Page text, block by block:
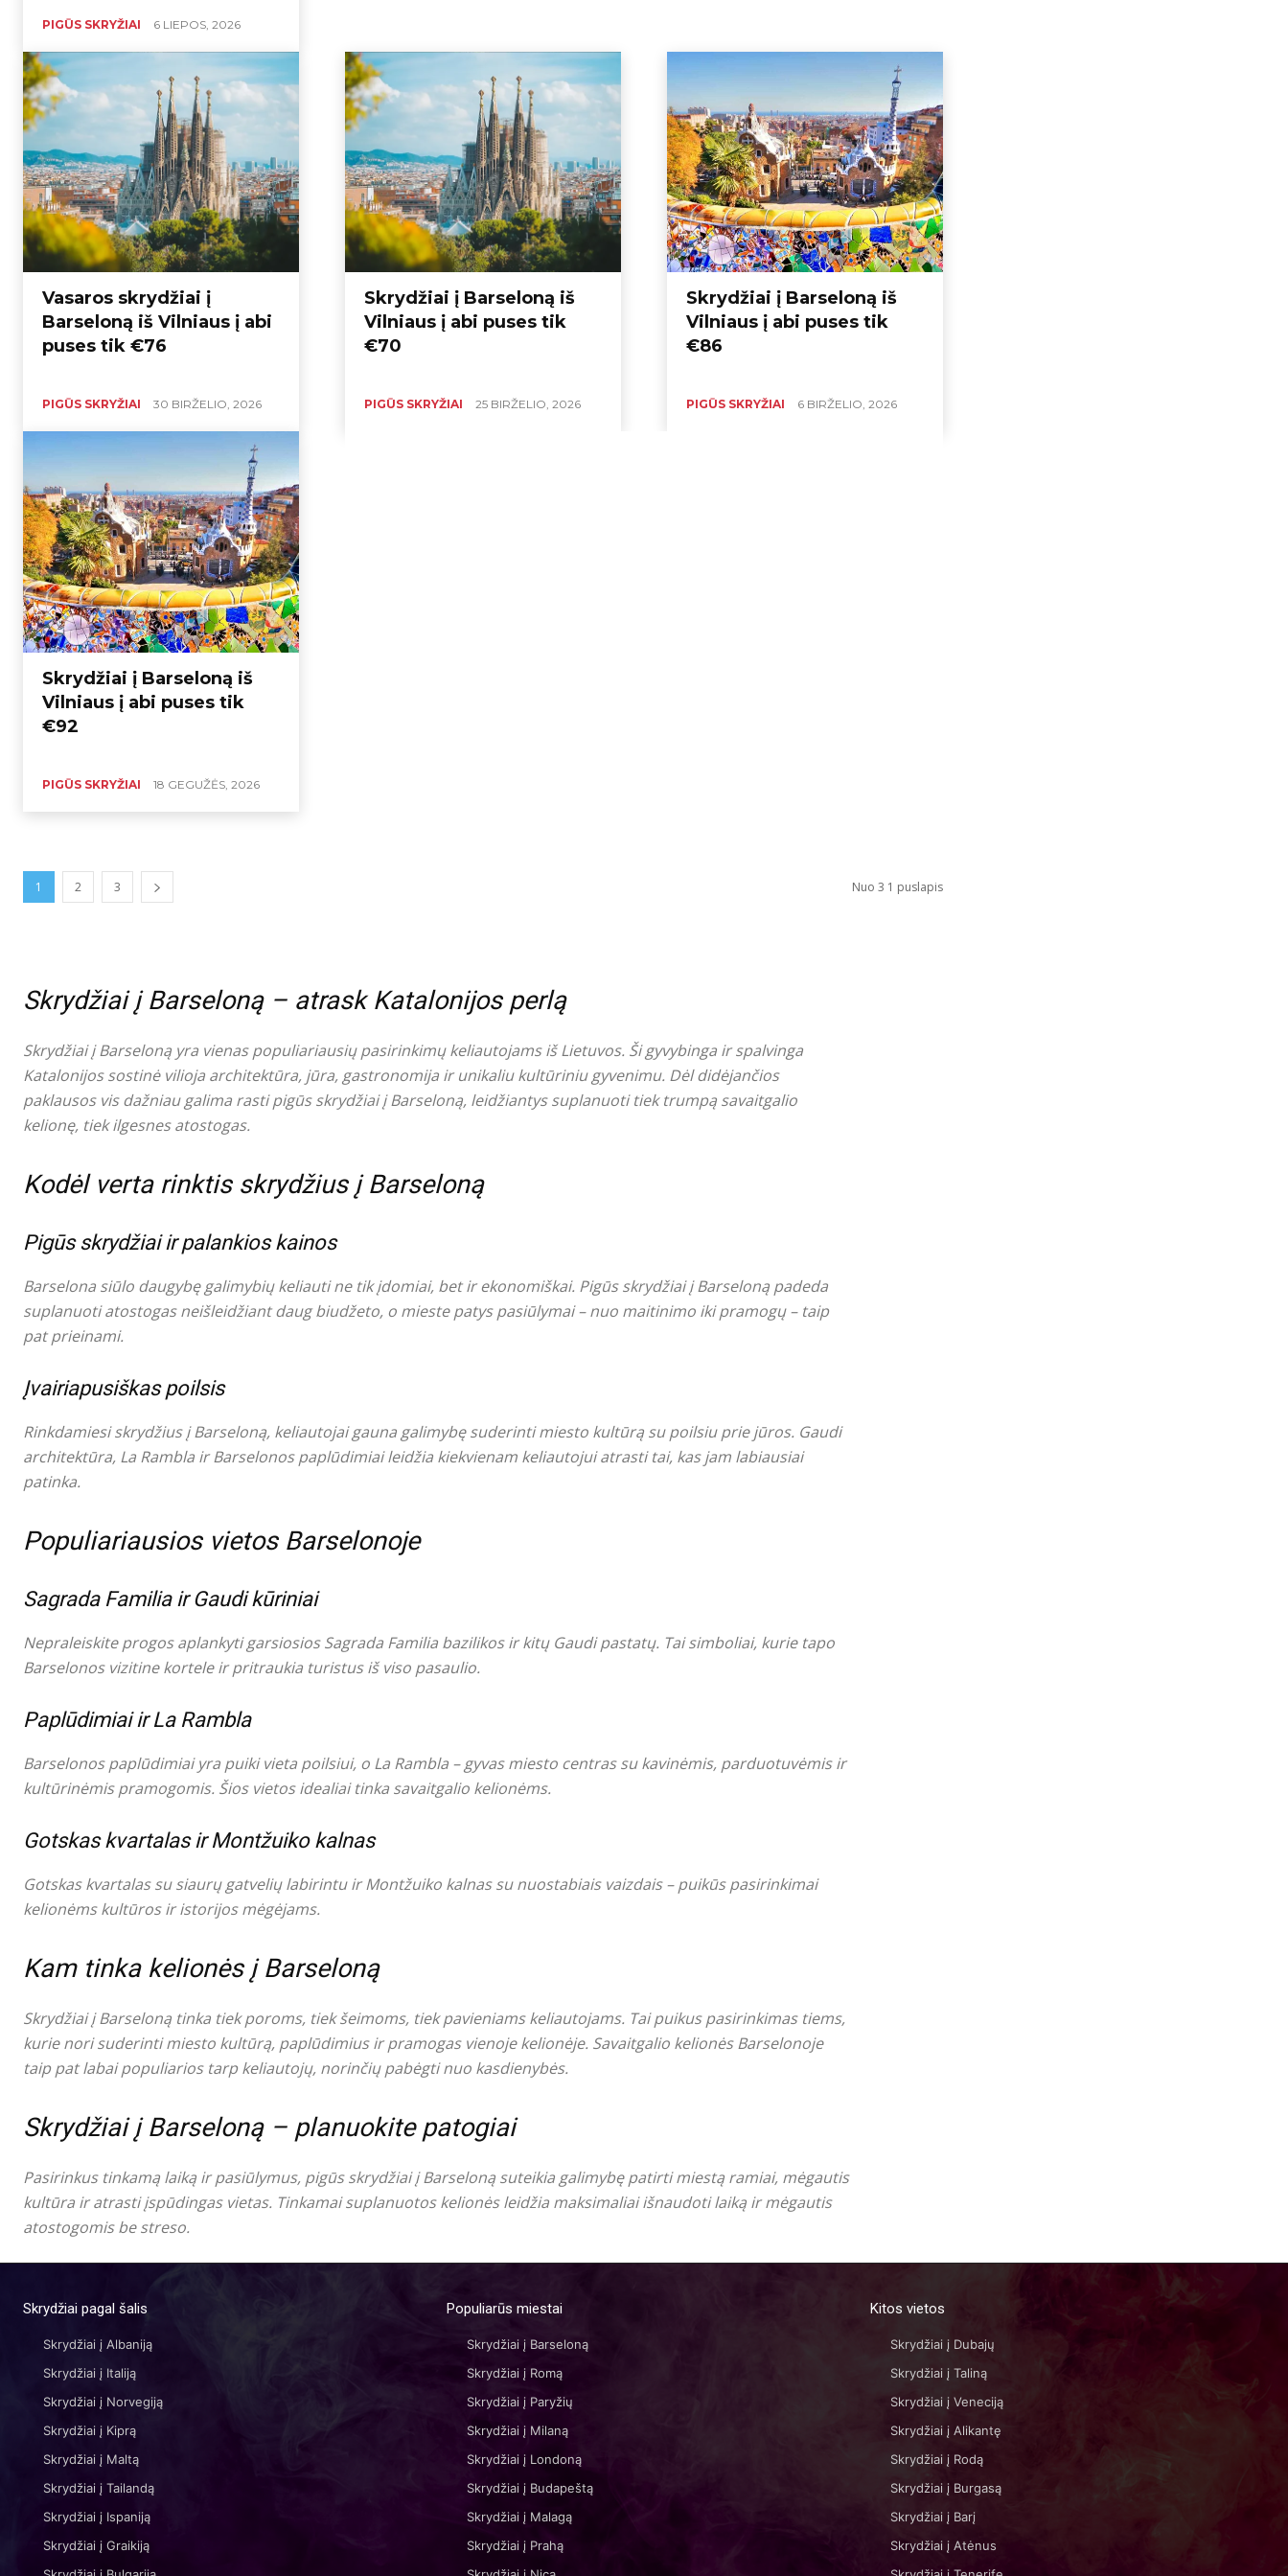
PIGŪS SKRYŽIAI 6 LIEPOS, 2026
Vasaros skrydžiai į
Barseloną iš Vilniaus į abi
puses tik €76
PIGŪS SKRYŽIAI 30 BIRŽELIO, 2026
Skrydžiai į Barseloną iš
Vilniaus į abi puses tik
€70
PIGŪS SKRYŽIAI 25 BIRŽELIO, 2026
Skrydžiai į Barseloną iš
Vilniaus į abi puses tik
€86
PIGŪS SKRYŽIAI 6 BIRŽELIO, 2026
Skrydžiai į Barseloną iš
Vilniaus į abi puses tik
€92
PIGŪS SKRYŽIAI 18 GEGUŽĖS, 2026
1 2 3 Nuo 3 1 puslapis
Skrydžiai į Barseloną – atrask Katalonijos perlą
Skrydžiai į Barseloną yra vienas populiariausių pasirinkimų keliautojams iš Lietuvos. Ši gyvybinga ir spalvinga
Katalonijos sostinė vilioja architektūra, jūra, gastronomija ir unikaliu kultūriniu gyvenimu. Dėl didėjančios
paklausos vis dažniau galima rasti pigūs skrydžiai į Barseloną, leidžiantys suplanuoti tiek trumpą savaitgalio
kelionę, tiek ilgesnes atostogas.
Kodėl verta rinktis skrydžius į Barseloną
Pigūs skrydžiai ir palankios kainos
Barselona siūlo daugybę galimybių keliauti ne tik įdomiai, bet ir ekonomiškai. Pigūs skrydžiai į Barseloną padeda
suplanuoti atostogas neišleidžiant daug biudžeto, o mieste patys pasiūlymai – nuo maitinimo iki pramogų – taip
pat prieinami.
Įvairiapusiškas poilsis
Rinkdamiesi skrydžius į Barseloną, keliautojai gauna galimybę suderinti miesto kultūrą su poilsiu prie jūros. Gaudi
architektūra, La Rambla ir Barselonos paplūdimiai leidžia kiekvienam keliautojui atrasti tai, kas jam labiausiai
patinka.
Populiariausios vietos Barselonoje
Sagrada Familia ir Gaudi kūriniai
Nepraleiskite progos aplankyti garsiosios Sagrada Familia bazilikos ir kitų Gaudi pastatų. Tai simboliai, kurie tapo
Barselonos vizitine kortele ir pritraukia turistus iš viso pasaulio.
Paplūdimiai ir La Rambla
Barselonos paplūdimiai yra puiki vieta poilsiui, o La Rambla – gyvas miesto centras su kavinėmis, parduotuvėmis ir
kultūrinėmis pramogomis. Šios vietos idealiai tinka savaitgalio kelionėms.
Gotskas kvartalas ir Montžuiko kalnas
Gotskas kvartalas su siaurų gatvelių labirintu ir Montžuiko kalnas su nuostabiais vaizdais – puikūs pasirinkimai
kelionėms kultūros ir istorijos mėgėjams.
Kam tinka kelionės į Barseloną
Skrydžiai į Barseloną tinka tiek poroms, tiek šeimoms, tiek pavieniams keliautojams. Tai puikus pasirinkimas tiems,
kurie nori suderinti miesto kultūrą, paplūdimius ir pramogas vienoje kelionėje. Savaitgalio kelionės Barselonoje
taip pat labai populiarios tarp keliautojų, norinčių pabėgti nuo kasdienybės.
Skrydžiai į Barseloną – planuokite patogiai
Pasirinkus tinkamą laiką ir pasiūlymus, pigūs skrydžiai į Barseloną suteikia galimybę patirti miestą ramiai, mėgautis
kultūra ir atrasti įspūdingas vietas. Tinkamai suplanuotos kelionės leidžia maksimaliai išnaudoti laiką ir mėgautis
atostogomis be streso.
Skrydžiai pagal šalis
Skrydžiai į Albaniją
Skrydžiai į Italiją
Skrydžiai į Norvegiją
Skrydžiai į Kiprą
Skrydžiai į Maltą
Skrydžiai į Tailandą
Skrydžiai į Ispaniją
Skrydžiai į Graikiją
Populiarūs miestai
Skrydžiai į Barseloną
Skrydžiai į Romą
Skrydžiai į Paryžių
Skrydžiai į Milaną
Skrydžiai į Londoną
Skrydžiai į Budapeštą
Skrydžiai į Malagą
Skrydžiai į Prahą
Kitos vietos
Skrydžiai į Dubajų
Skrydžiai į Taliną
Skrydžiai į Veneciją
Skrydžiai į Alikantę
Skrydžiai į Rodą
Skrydžiai į Burgasą
Skrydžiai į Barį
Skrydžiai į Atėnus